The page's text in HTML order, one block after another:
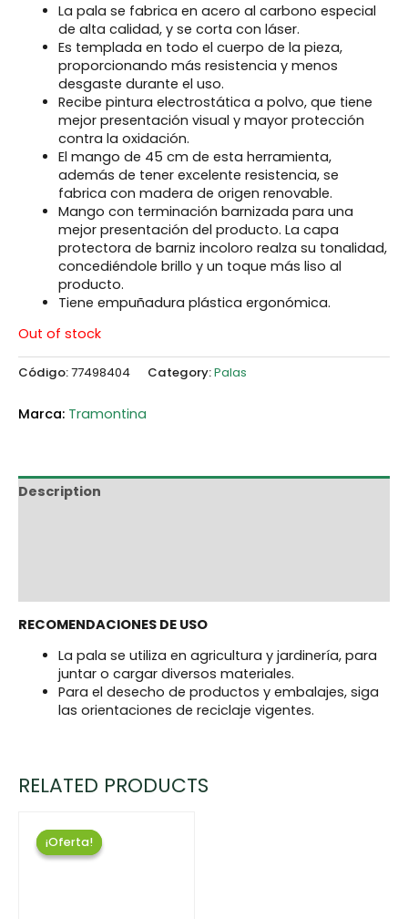
La pala se fabrica en acero al carbono especial
de alta calidad, y se corta con láser.
Es templada en todo el cuerpo de la pieza,
proporcionando más resistencia y menos
desgaste durante el uso.
Recibe pintura electrostática a polvo, que tiene
mejor presentación visual y mayor protección
contra la oxidación.
El mango de 45 cm de esta herramienta,
además de tener excelente resistencia, se
fabrica con madera de origen renovable.
Mango con terminación barnizada para una
mejor presentación del producto. La capa
protectora de barniz incoloro realza su tonalidad,
concediéndole brillo y un toque más liso al
producto.
Tiene empuñadura plástica ergonómica.
Out of stock
Código:77498404 Category:Palas
Tramontina
Description
RECOMENDACIONES DE USO
La pala se utiliza en agricultura y jardinería, para
juntar o cargar diversos materiales.
Para el desecho de productos y embalajes, siga
las orientaciones de reciclaje vigentes.
RELATED PRODUCTS
¡Oferta!
¡Oferta!